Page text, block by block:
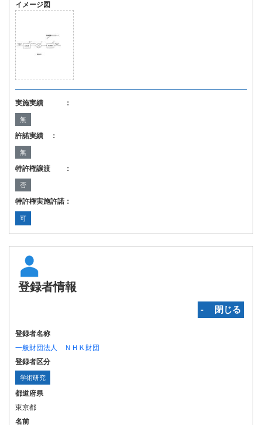
イメージ図
実施実績 ：
無
許諾実績 ：
無
特許権譲渡 ：
否
特許権実施許諾：
可
登録者情報
‐ 閉じる
登録者名称
一般財団法人 ＮＨＫ財団
登録者区分
学術研究
都道府県
東京都
名前